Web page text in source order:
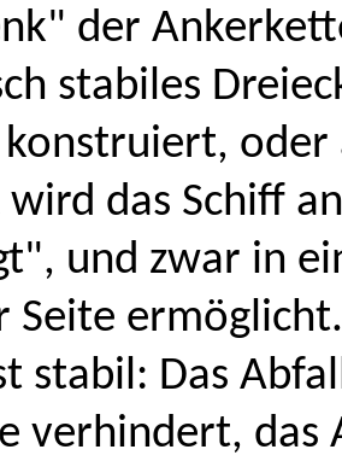
der
stabiles
oder
das Schiff
und zwar in
Seite
stabil: Das
verhindert, das